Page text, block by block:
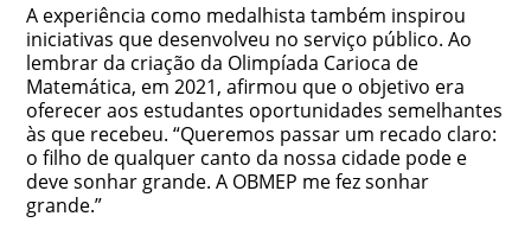
A experiência como medalhista também inspirou
iniciativas que desenvolveu no serviço público. Ao
lembrar da criação da Olimpíada Carioca de
Matemática, em 2021, afirmou que o objetivo era
oferecer aos estudantes oportunidades semelhantes
às que recebeu. “Queremos passar um recado claro:
o filho de qualquer canto da nossa cidade pode e
deve sonhar grande. A OBMEP me fez sonhar
grande.”